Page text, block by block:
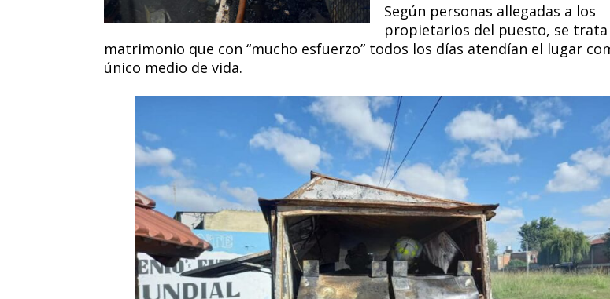
Según personas allegadas a los
propietarios del puesto, se trata
matrimonio que con “mucho esfuerzo” todos los días atendían el lugar
único medio de vida.